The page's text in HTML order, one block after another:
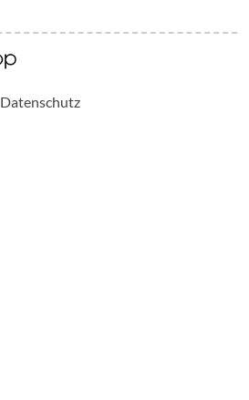
Datenschutz